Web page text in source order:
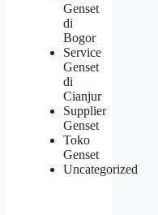
Genset
di
Bogor
Service
Genset
di
Cianjur
Supplier
Genset
Toko
Genset
Uncategorized